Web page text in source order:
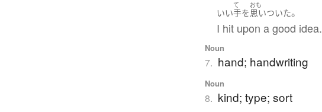
いい
て
手を
おも
思いついた。
I hit upon a good idea.
Noun
7. hand; handwriting
Noun
8. kind; type; sort